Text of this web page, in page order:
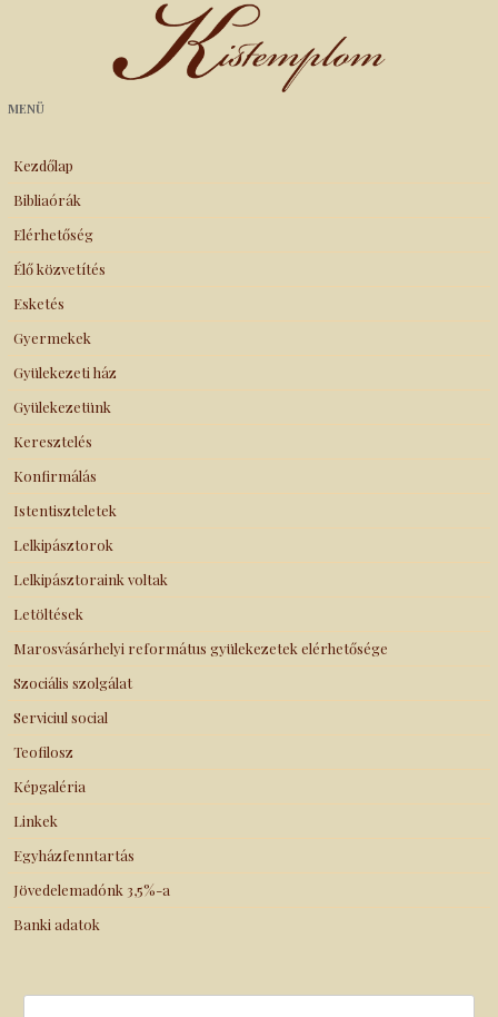
Kistemplom
MENÜ
Kezdőlap
Bibliaórák
Elérhetőség
Élő közvetítés
Esketés
Gyermekek
Gyülekezeti ház
Gyülekezetünk
Keresztelés
Konfirmálás
Istentiszteletek
Lelkipásztorok
Lelkipásztoraink voltak
Letöltések
Marosvásárhelyi református gyülekezetek elérhetősége
Szociális szolgálat
Serviciul social
Teofilosz
Képgaléria
Linkek
Egyházfenntartás
Jövedelemadónk 3,5%-a
Banki adatok